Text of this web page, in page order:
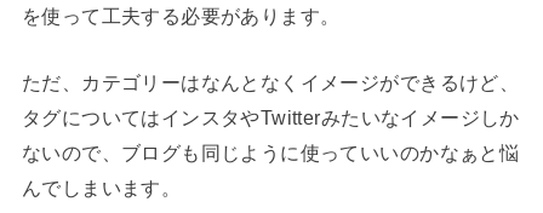
を使って工夫する必要があります。
ただ、カテゴリーはなんとなくイメージができるけど、
タグについてはインスタやTwitterみたいなイメージしか
ないので、ブログも同じように使っていいのかなぁと悩
んでしまいます。